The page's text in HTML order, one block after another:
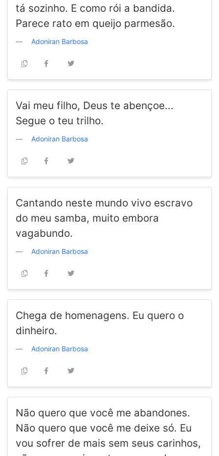
tá sozinho. E como rói a bandida.
Parece rato em queijo parmesão.
Adoniran Barbosa
Vai meu filho, Deus te abençoe...
Segue o teu trilho.
Adoniran Barbosa
Cantando neste mundo vivo escravo
do meu samba, muito embora
vagabundo.
Adoniran Barbosa
Chega de homenagens. Eu quero o
dinheiro.
Adoniran Barbosa
Não quero que você me abandones.
Não quero que você me deixe só. Eu
vou sofrer de mais sem seus carinhos,